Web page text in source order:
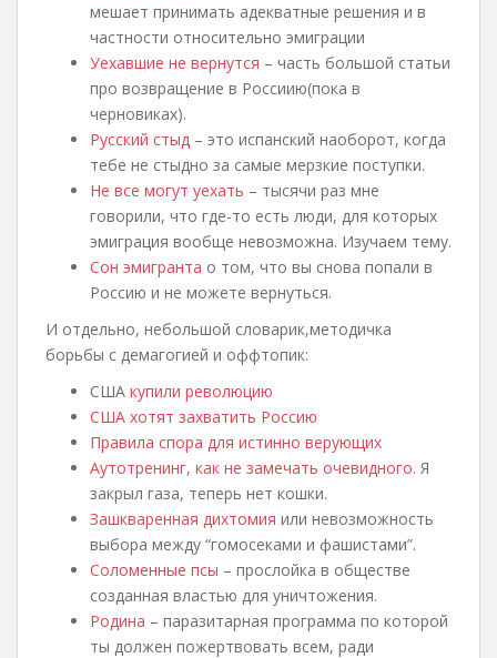
мешает принимать адекватные решения и в
частности относительно эмиграции
Уехавшие не вернутся – часть большой статьи
про возвращение в Россиию(пока в
черновиках).
Русский стыд – это испанский наоборот, когда
тебе не стыдно за самые мерзкие поступки.
Не все могут уехать – тысячи раз мне
говорили, что где-то есть люди, для которых
эмиграция вообще невозможна. Изучаем тему.
Сон эмигранта о том, что вы снова попали в
Россию и не можете вернуться.
И отдельно, небольшой словарик,методичка
борьбы с демагогией и оффтопик:
США купили революцию
США хотят захватить Россию
Правила спора для истинно верующих
Аутотренинг, как не замечать очевидного. Я
закрыл газа, теперь нет кошки.
Зашкваренная дихтомия или невозможность
выбора между “гомосеками и фашистами”.
Соломенные псы – прослойка в обществе
созданная властью для уничтожения.
Родина – паразитарная программа по которой
ты должен пожертвовать всем, ради